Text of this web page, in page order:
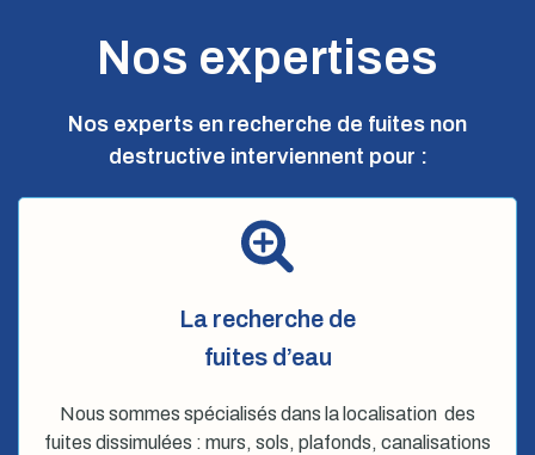
Nos expertises
Nos experts en recherche de fuites non
destructive interviennent pour :
La recherche de
fuites d’eau
Nous sommes spécialisés dans la localisation des
fuites dissimulées : murs, sols, plafonds, canalisations